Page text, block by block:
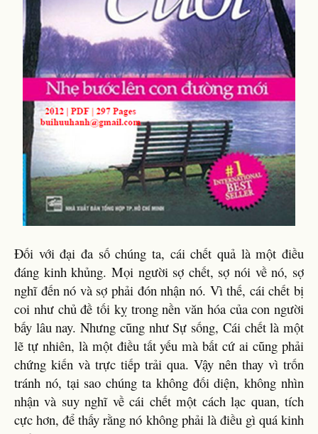
Đối với đại đa số chúng ta, cái chết quả là một điều
đáng kinh khủng. Mọi người sợ chết, sợ nói về nó, sợ
nghĩ đến nó và sợ phải đón nhận nó. Vì thế, cái chết bị
coi như chủ đề tối kỵ trong nền văn hóa của con người
bấy lâu nay. Nhưng cũng như Sự sống, Cái chết là một
lẽ tự nhiên, là một điều tất yếu mà bất cứ ai cũng phải
chứng kiến và trực tiếp trải qua. Vậy nên thay vì trốn
tránh nó, tại sao chúng ta không đối diện, không nhìn
nhận và suy nghĩ về cái chết một cách lạc quan, tích
cực hơn, để thấy rằng nó không phải là điều gì quá kinh